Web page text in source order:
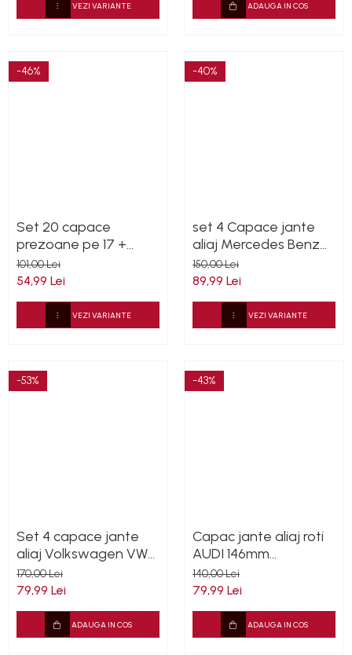
VEZI VARIANTE ADAUGA IN COS
-46%
Set 20 capace
prezoane pe 17 +
cheie de scos
capacele, VW/ Audi
101,00 Lei
54,99 Lei
VEZI VARIANTE
-40%
set 4 Capace jante
aliaj Mercedes Benz
75mm (inel prindere)
150,00 Lei
89,99 Lei
VEZI VARIANTE
-53%
Set 4 capace jante
aliaj Volkswagen VW
75mm pentru jante
originale Mercedes
170,00 Lei
79,99 Lei
ADAUGA IN COS
-43%
Capac jante aliaj roti
AUDI 146mm
8D0601165k
140,00 Lei
79,99 Lei
ADAUGA IN COS